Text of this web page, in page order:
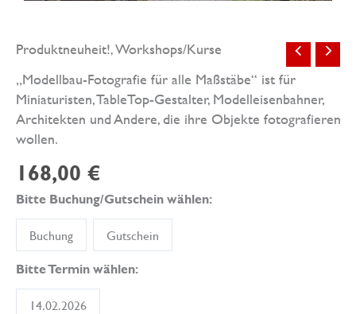
Produktneuheit!,Workshops/Kurse
„Modellbau-Fotografie für alle Maßstäbe“ ist für
Miniaturisten, TableTop-Gestalter, Modelleisenbahner,
Architekten und Andere, die ihre Objekte fotografieren
wollen.
168,00 €
Bitte Buchung/Gutschein wählen:
Buchung Gutschein
Bitte Termin wählen:
14.02.2026